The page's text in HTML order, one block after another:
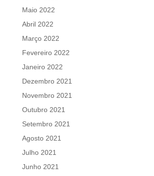
Maio 2022
Abril 2022
Março 2022
Fevereiro 2022
Janeiro 2022
Dezembro 2021
Novembro 2021
Outubro 2021
Setembro 2021
Agosto 2021
Julho 2021
Junho 2021